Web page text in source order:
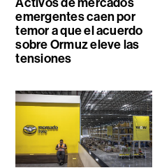
emergentes caen por
temor a que el acuerdo
sobre Ormuz eleve las
tensiones